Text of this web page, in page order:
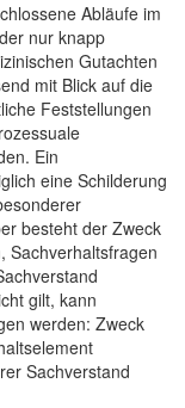
Abläufe im
nur knapp
Gutachten
mit Blick auf die
Feststellungen
Ein
eine Schilderung
besteht der Zweck
Sachverhaltsfragen
gilt, kann
werden: Zweck
Sachverstand